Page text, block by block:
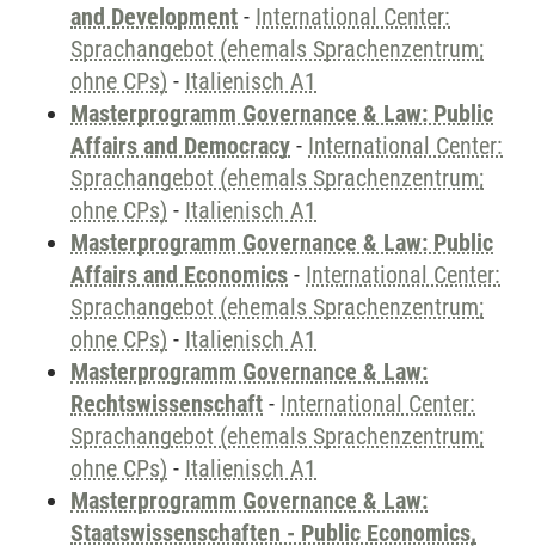
and Development - International Center:
Sprachangebot (ehemals Sprachenzentrum;
ohne CPs) - Italienisch A1
Masterprogramm Governance & Law: Public
Affairs and Democracy - International Center:
Sprachangebot (ehemals Sprachenzentrum;
ohne CPs) - Italienisch A1
Masterprogramm Governance & Law: Public
Affairs and Economics - International Center:
Sprachangebot (ehemals Sprachenzentrum;
ohne CPs) - Italienisch A1
Masterprogramm Governance & Law:
Rechtswissenschaft - International Center:
Sprachangebot (ehemals Sprachenzentrum;
ohne CPs) - Italienisch A1
Masterprogramm Governance & Law:
Staatswissenschaften - Public Economics,